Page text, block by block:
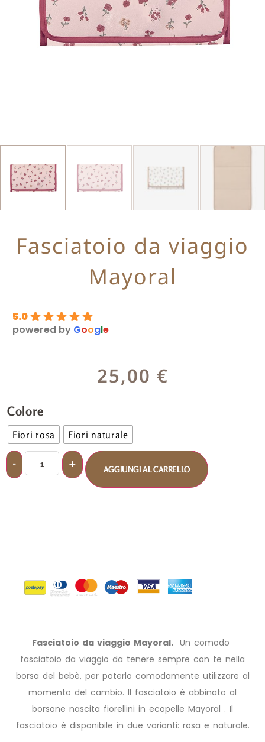
Fasciatoio da viaggio
Mayoral
5.0
powered by Google
25,00 €
Colore
Fiori rosa Fiori naturale
AGGIUNGI AL CARRELLO
Fasciatoio da viaggio Mayoral. Un comodo
fasciatoio da viaggio da tenere sempre con te nella
borsa del bebè, per poterlo comodamente utilizzare al
momento del cambio. Il fasciatoio è abbinato al
borsone nascita fiorellini in ecopelle Mayoral . Il
fasciatoio è disponibile in due varianti: rosa e naturale.